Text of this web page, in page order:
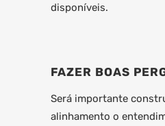
disponíveis.
FAZER BOAS
Será importante
alinhamento o